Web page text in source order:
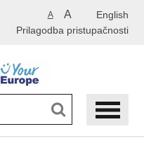
English
A A
Prilagodba pristupačnosti